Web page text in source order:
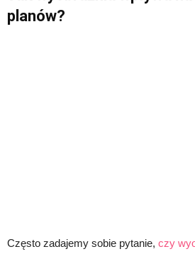
planów?
Często zadajemy sobie pytanie, czy